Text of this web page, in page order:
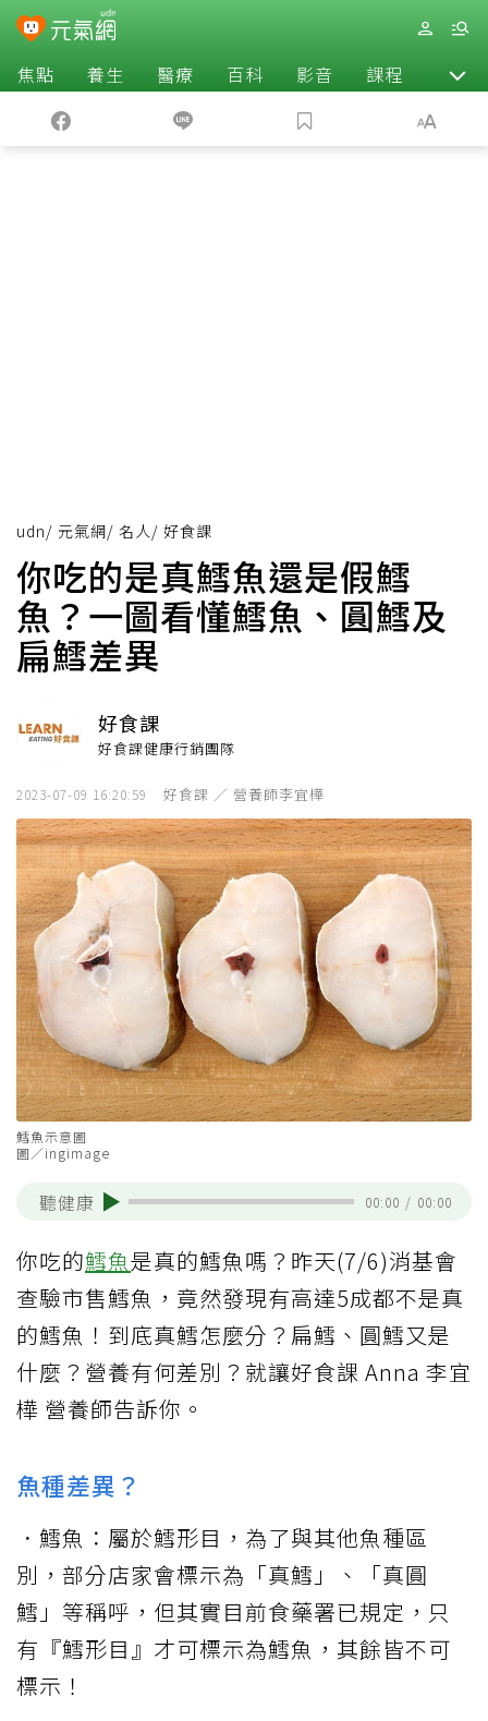
焦點 養生 醫療 百科 影音 課程 退休
udn/ 元氣網/ 名人/ 好食課
你吃的是真鱈魚還是假鱈
魚？一圖看懂鱈魚、圓鱈及
扁鱈差異
好食課
好食課健康行銷團隊
2023-07-09 16:20:59 好食課 ／ 營養師李宜樺
鱈魚示意圖
圖／ingimage
聽健康 00:00 / 00:00
你吃的鱈魚是真的鱈魚嗎？昨天(7/6)消基會
查驗市售鱈魚，竟然發現有高達5成都不是真
的鱈魚！到底真鱈怎麼分？扁鱈、圓鱈又是
什麼？營養有何差別？就讓好食課 Anna 李宜
樺 營養師告訴你。
魚種差異？
．鱈魚：屬於鱈形目，為了與其他魚種區
別，部分店家會標示為「真鱈」、「真圓
鱈」等稱呼，但其實目前食藥署已規定，只
有『鱈形目』才可標示為鱈魚，其餘皆不可
標示！